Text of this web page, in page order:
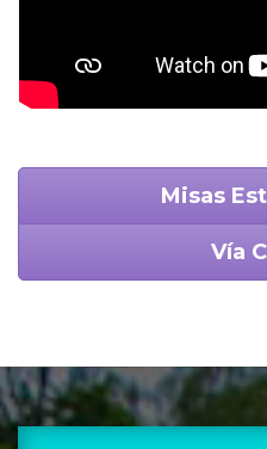
Misas
Vía